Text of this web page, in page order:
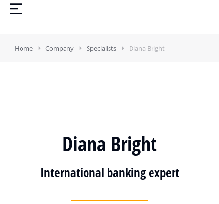
Home Company Specialists Diana Bright
Diana Bright
International banking expert